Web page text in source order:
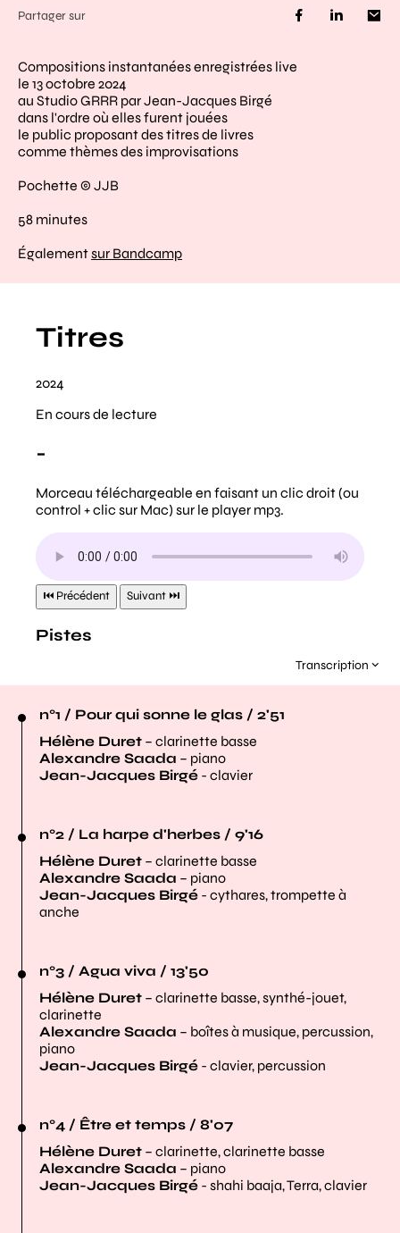
Partager sur
Compositions instantanées enregistrées live
le 13 octobre 2024
au Studio GRRR par Jean-Jacques Birgé
dans l'ordre où elles furent jouées
le public proposant des titres de livres
comme thèmes des improvisations
Pochette © JJB
58 minutes
Égalementsur Bandcamp
Transcription
n°1 / Pour qui sonne le glas / 2'51
Hélène Duret – clarinette basse
Alexandre Saada – piano
Jean-Jacques Birgé - clavier
n°2 / La harpe d'herbes / 9'16
Hélène Duret – clarinette basse
Alexandre Saada – piano
Jean-Jacques Birgé - cythares, trompette à
anche
n°3 / Agua viva / 13'50
Hélène Duret – clarinette basse, synthé-jouet,
clarinette
Alexandre Saada – boîtes à musique, percussion,
piano
Jean-Jacques Birgé - clavier, percussion
n°4 / Être et temps / 8'07
Hélène Duret – clarinette, clarinette basse
Alexandre Saada – piano
Jean-Jacques Birgé - shahi baaja, Terra, clavier